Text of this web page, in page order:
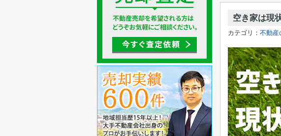
空き家は現
カテゴリ： 不動産